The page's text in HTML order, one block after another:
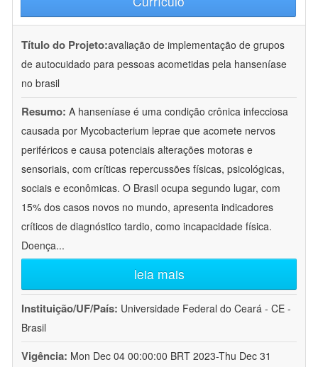
Título do Projeto:avaliação de implementação de grupos
de autocuidado para pessoas acometidas pela hanseníase
no brasil
Resumo: A hanseníase é uma condição crônica infecciosa
causada por Mycobacterium leprae que acomete nervos
periféricos e causa potenciais alterações motoras e
sensoriais, com críticas repercussões físicas, psicológicas,
sociais e econômicas. O Brasil ocupa segundo lugar, com
15% dos casos novos no mundo, apresenta indicadores
críticos de diagnóstico tardio, como incapacidade física.
Doença...
leia mais
Instituição/UF/País: Universidade Federal do Ceará - CE -
Brasil
Vigência: Mon Dec 04 00:00:00 BRT 2023-Thu Dec 31